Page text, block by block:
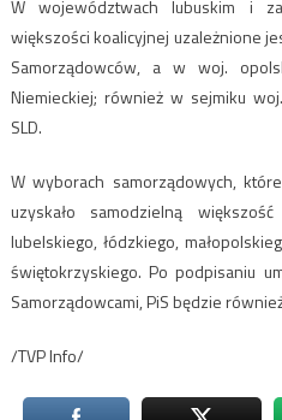
W województwach lubuskim i
większości koalicyjnej uzależnione
Samorządowców, a w woj.
Niemieckiej; również w sejmiku
SLD.
W wyborach samorządowych,
uzyskało samodzielną
lubelskiego, łódzkiego,
świętokrzyskiego. Po podpisaniu
Samorządowcami, PiS będzie
/TVP Info/